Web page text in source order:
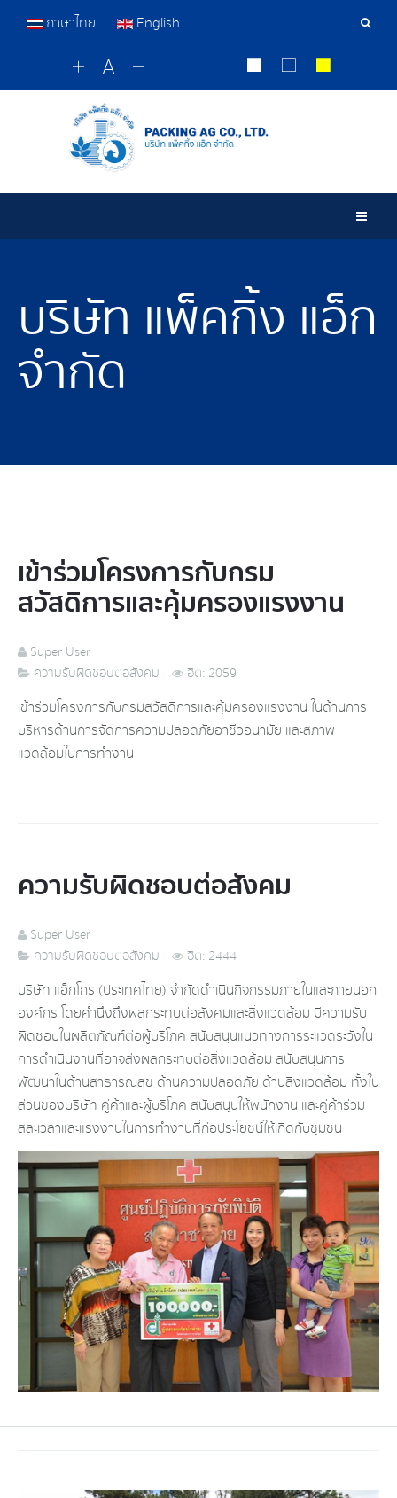
เครื่อ
ภาษาไทย English
บริษัท แพ็คกิ้ง แอ็ก
จำกัด
เข้าร่วมโครงการกับกรม
สวัสดิการและคุ้มครองแรงงาน
Super User
ความรับผิดชอบต่อสังคม
ฮิต: 2059
เข้าร่วมโครงการกับกรมสวัสดิการและคุ้มครองแรงงาน ในด้านการ
บริหารด้านการจัดการความปลอดภัยอาชีวอนามัย และสภาพ
แวดล้อมในการทำงาน
ความรับผิดชอบต่อสังคม
Super User
ความรับผิดชอบต่อสังคม
ฮิต: 2444
บริษัท แอ็กโกร (ประเทศไทย) จำกัด ดำเนินกิจกรรมภายในและภายนอก
องค์กร โดยคำนึงถึงผลกระทบต่อสังคมและสิ่งแวดล้อม มีความรับ
ผิดชอบในผลิตภัณฑ์ต่อผู้บริโภค สนับสนุนแนวทางการระแวดระวังใน
การดำเนินงานที่อาจส่งผลกระทบต่อสิ่งแวดล้อม สนับสนุนการ
พัฒนาในด้านสาธารณสุข ด้านความปลอดภัย ด้านสิ่งแวดล้อม ทั้งใน
ส่วนของบริษัท คู่ค้าและผู้บริโภค สนับสนุนให้พนักงาน และคู่ค้าร่วม
สละเวลาและแรงงานในการทำงานที่ก่อประโยชน์ให้เกิดกับชุมชน